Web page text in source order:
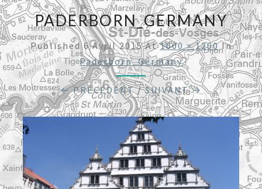
PADERBORN_GERMANY
Published6 Avril 2015At1600 × 1200In
Paderborn_Germany
← PRÉCÉDENT/SUIVANT →